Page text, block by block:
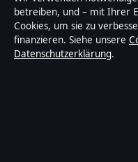
betreiben, und – mit Ihrer
Cookies, um sie zu
finanzieren. Siehe unsere
Datenschutzerklärung.